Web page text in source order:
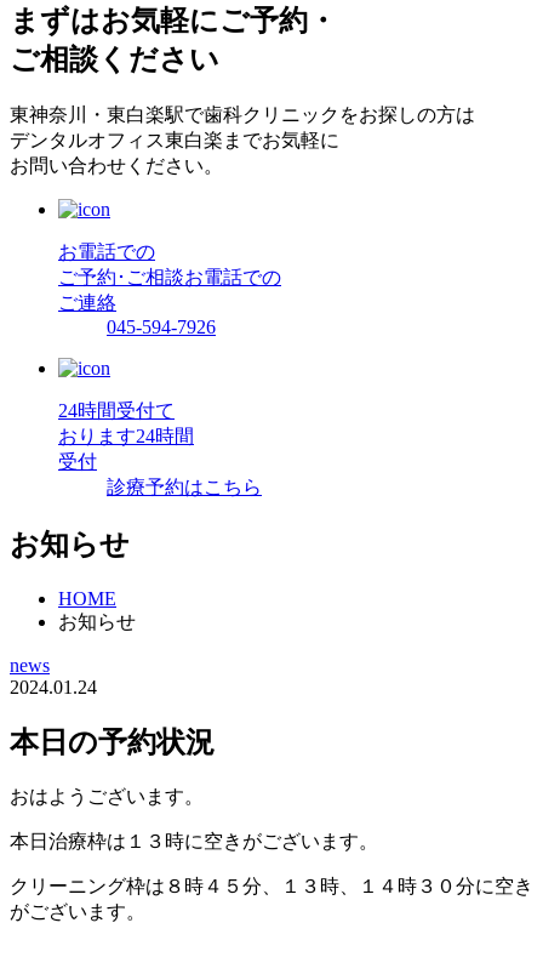
まずはお気軽にご予約・
ご相談ください
東神奈川・東白楽駅で歯科クリニックをお探しの方は
デンタルオフィス東白楽までお気軽に
お問い合わせください。
お電話での
ご予約･ご相談お電話での
ご連絡
045-594-7926
24時間受付て
おります24時間
受付
診療予約はこちら
お知らせ
HOME
お知らせ
news
2024.01.24
本日の予約状況
おはようございます。
本日治療枠は１３時に空きがございます。
クリーニング枠は８時４５分、１３時、１４時３０分に空き
がございます。